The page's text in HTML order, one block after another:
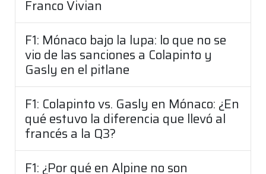
Franco Vivian
F1: Mónaco bajo la lupa: lo que no se
vio de las sanciones a Colapinto y
Gasly en el pitlane
F1: Colapinto vs. Gasly en Mónaco: ¿En
qué estuvo la diferencia que llevó al
francés a la Q3?
F1: ¿Por qué en Alpine no son